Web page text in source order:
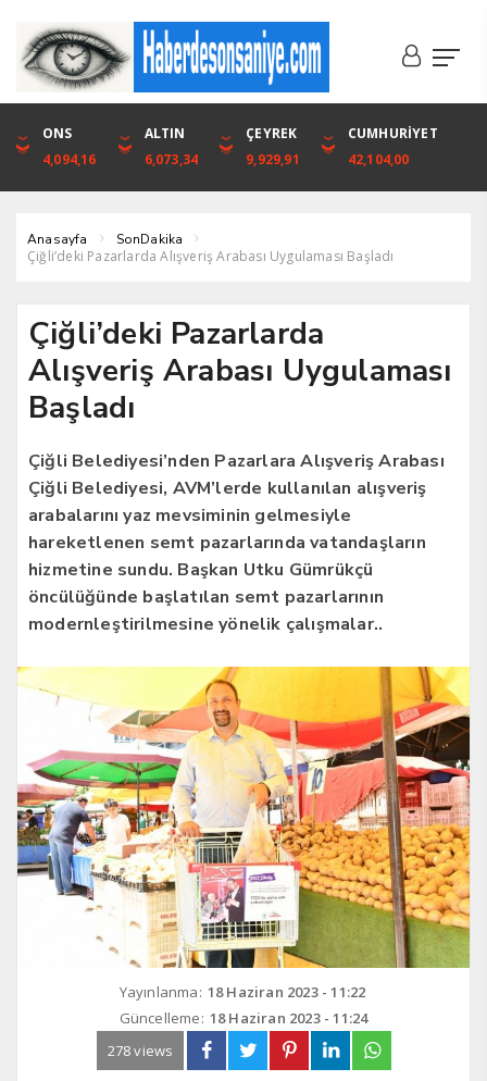
DOLAR
46,1316
EURO
53,3001
ALTIN
6,073,34
BIST
1.720,92
ONS
4,094,16
ALTIN
6,073,34
ÇEYREK
9,929,91
CUMHURİYET
42,104,00
Anasayfa SonDakika
Çiğli’deki Pazarlarda Alışveriş Arabası Uygulaması Başladı
Çiğli’deki Pazarlarda
Alışveriş Arabası Uygulaması
Başladı
Çiğli Belediyesi’nden Pazarlara Alışveriş Arabası
Çiğli Belediyesi, AVM’lerde kullanılan alışveriş
arabalarını yaz mevsiminin gelmesiyle
hareketlenen semt pazarlarında vatandaşların
hizmetine sundu. Başkan Utku Gümrükçü
öncülüğünde başlatılan semt pazarlarının
modernleştirilmesine yönelik çalışmalar..
Yayınlanma: 18 Haziran 2023 - 11:22
Güncelleme: 18 Haziran 2023 - 11:24
278 views